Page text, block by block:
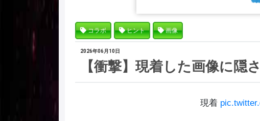
コラボ ヒント 画像
2026年06月10日
【衝撃】現着した画像に隠
現着